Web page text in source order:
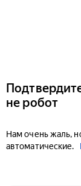
не робот
Нам очень жаль,
автоматические.